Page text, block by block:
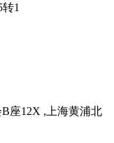
1
座12X ,上海黄浦北